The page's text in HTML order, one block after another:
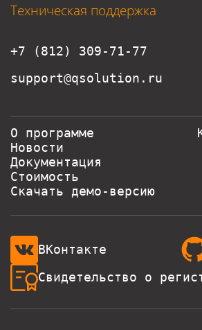
Техническая поддержка
+7 (812) 309-71-77
support@qsolution.ru
О программе
Новости
Документация
Стоимость
Скачать демо-версию
ВКонтакте
Свидетельство о